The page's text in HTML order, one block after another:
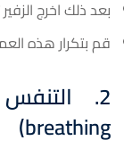
بعد ذلك اخرج الزفير
قم بتكرار هذه العملية 4 أو
2. التنفس
breathing
)